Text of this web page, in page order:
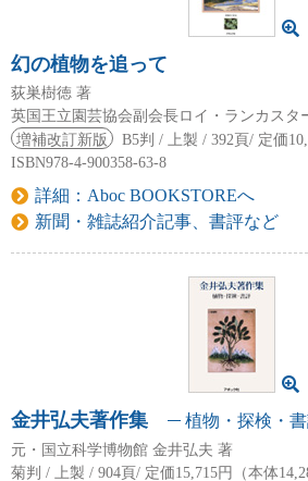
幻の植物を追って
荻巣樹徳 著
英国王立園芸協会副会長ロイ・ランカスタ
増補改訂新版
B5判 / 上製 / 392頁/ 定価
ISBN978-4-900358-63-8
詳細：Aboc BOOKSTOREへ
新聞・雑誌紹介記事、書評など
金井弘夫著作集 植物・探検・
元・国立科学博物館 金井弘夫 著
菊判 / 上製 / 904頁/ 定価15,715円（本体